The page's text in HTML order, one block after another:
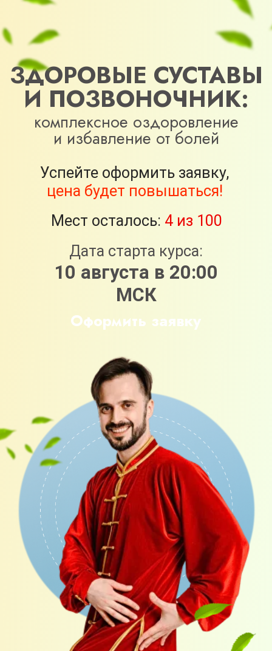
ЗДОРОВЫЕ СУСТАВЫ
И ПОЗВОНОЧНИК:
Оформить заявку
комплексное оздоровление
и избавление от болей
Успейте оформить заявку,
цена будет повышаться!
ВНИМАНИЕ! Сейчас для вас
действует акция «Повышение
тарифа». Это означает, что
оформляя заявку на тариф «Я сам» -
вы получите тариф «С куратором»,
и оформляя тариф «С куратором»,
вы получите тариф
«Максимальный».
Дата старта курса:
10 августа в 20:00